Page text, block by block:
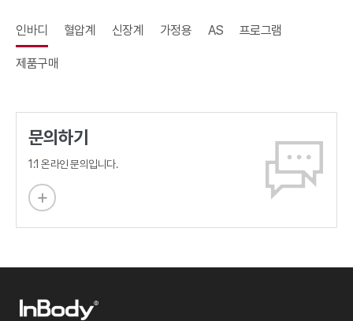
인바디 혈압계 신장계 가정용 AS 프로그램
제품구매
문의하기
1:1 온라인 문의입니다.